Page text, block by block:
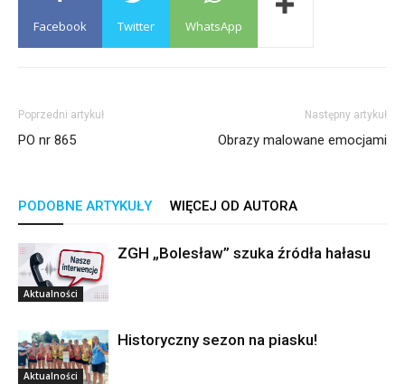
Facebook Twitter WhatsApp
Poprzedni artykuł
PO nr 865
Następny artykuł
Obrazy malowane emocjami
PODOBNE ARTYKUŁY WIĘCEJ OD AUTORA
Aktualności
ZGH „Bolesław” szuka źródła hałasu
Aktualności
Historyczny sezon na piasku!